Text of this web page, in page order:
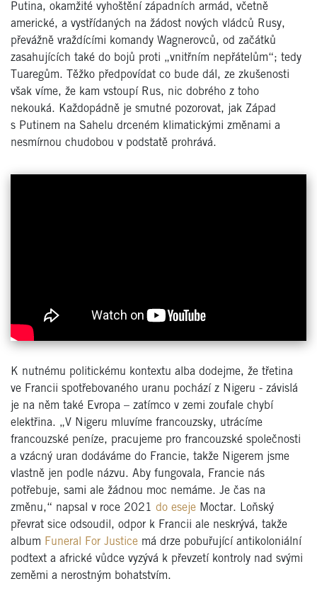
Putina, okamžité vyhoštění západních armád, včetně
americké, a vystřídaných na žádost nových vládců Rusy,
převážně vraždícími komandy Wagnerovců, od začátků
zasahujících také do bojů proti „vnitřním nepřátelům“; tedy
Tuaregům. Těžko předpovídat co bude dál, ze zkušenosti
však víme, že kam vstoupí Rus, nic dobrého z toho
nekouká. Každopádně je smutné pozorovat, jak Západ
s Putinem na Sahelu drceném klimatickými změnami a
nesmírnou chudobou v podstatě prohrává.
K nutnému politickému kontextu alba dodejme, že třetina
ve Francii spotřebovaného uranu pochází z Nigeru - závislá
je na něm také Evropa – zatímco v zemi zoufale chybí
elektřina. „V Nigeru mluvíme francouzsky, utrácíme
francouzské peníze, pracujeme pro francouzské společnosti
a vzácný uran dodáváme do Francie, takže Nigerem jsme
vlastně jen podle názvu. Aby fungovala, Francie nás
potřebuje, sami ale žádnou moc nemáme. Je čas na
změnu,“ napsal v roce 2021 do eseje Moctar. Loňský
převrat sice odsoudil, odpor k Francii ale neskrývá, takže
album Funeral For Justice má drze pobuřující antikoloniální
podtext a africké vůdce vyzývá k převzetí kontroly nad svými
zeměmi a nerostným bohatstvím.